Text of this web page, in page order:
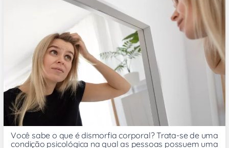
Você sabe o que é dismorfia corporal? Trata-se de uma
condição psicológica na qual as pessoas possuem uma